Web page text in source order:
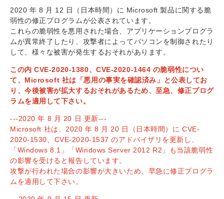
2020 年 8 月 12 日（日本時間）に Microsoft 製品に関する脆
弱性の修正プログラムが公表されています。
これらの脆弱性を悪用された場合、アプリケーションプログラ
ムが異常終了したり、攻撃者によってパソコンを制御されたり
して、様々な被害が発生するおそれがあります。
この内 CVE-2020-1380、CVE-2020-1464 の脆弱性につい
て、Microsoft 社は「悪用の事実を確認済み」と公表してお
り、今後被害が拡大するおそれがあるため、至急、修正プログ
ラムを適用して下さい。
---2020 年 8 月 20 日 更新---
Microsoft 社は、2020 年 8 月 20 日（日本時間）に CVE-
2020-1530、CVE-2020-1537 のアドバイザリを更新し、
「Windows 8.1」「Windows Server 2012 R2」も当該脆弱性
の影響を受けると報告しています。
攻撃が行われた場合の影響が大きいため、早急に修正プログラ
ムを適用して下さい。